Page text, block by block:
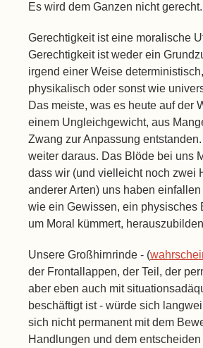
Es wird dem Ganzen nicht gerecht.
Gerechtigkeit ist eine moralische
Gerechtigkeit ist weder ein
irgend einer Weise
physikalisch oder sonst wie
Das meiste, was es heute auf der
einem Ungleichgewicht, aus
Zwang zur Anpassung
weiter daraus. Das Blöde bei uns
dass wir (und vielleicht noch zwei
anderer Arten) uns haben
wie ein Gewissen, ein physisches
um Moral kümmert,
Unsere Großhirnrinde - (
der Frontallappen, der Teil, der
aber eben auch mit
beschäftigt ist - würde sich
sich nicht permanent mit dem
Handlungen und dem